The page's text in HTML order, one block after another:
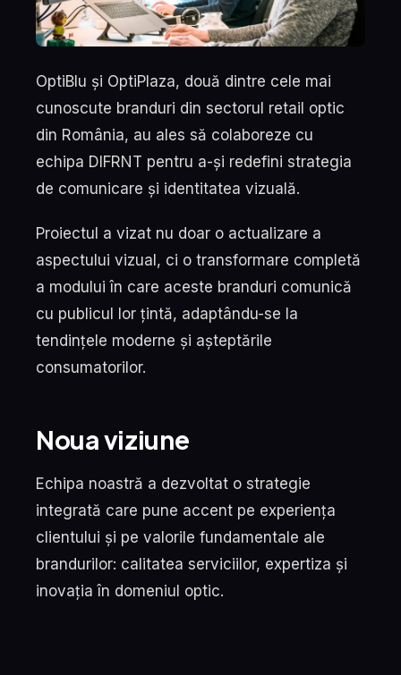
OptiBlu și OptiPlaza, două dintre cele mai
cunoscute branduri din sectorul retail optic
din România, au ales să colaboreze cu
echipa DIFRNT pentru a-și redefini strategia
de comunicare și identitatea vizuală.
Proiectul a vizat nu doar o actualizare a
aspectului vizual, ci o transformare completă
a modului în care aceste branduri comunică
cu publicul lor țintă, adaptându-se la
tendințele moderne și așteptările
consumatorilor.
Noua viziune
Echipa noastră a dezvoltat o strategie
integrată care pune accent pe experiența
clientului și pe valorile fundamentale ale
brandurilor: calitatea serviciilor, expertiza și
inovația în domeniul optic.